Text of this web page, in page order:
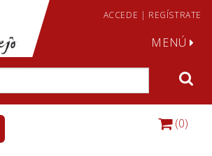
ACCEDE | REGÍSTRATE
MENÚ
(0)